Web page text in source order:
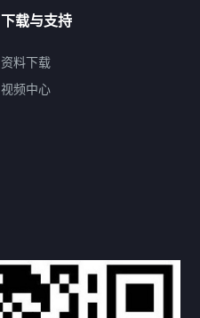
下载与支持
资料下载
视频中心